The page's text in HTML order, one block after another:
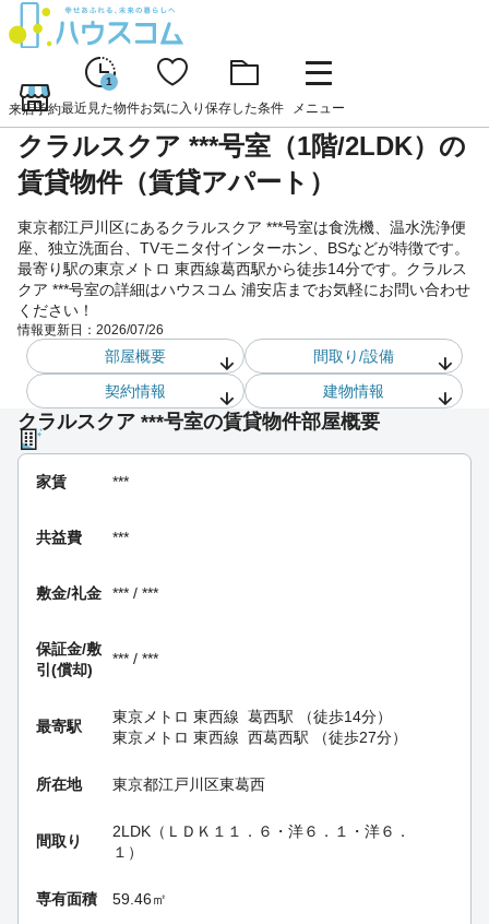
来店予約
1
最近見た物件お気に入り 保存した条件 メニュー
クラルスクア ***号室（1階/2LDK）の
賃貸物件（賃貸アパート）
東京都江戸川区にあるクラルスクア ***号室は食洗機、温水洗浄便
座、独立洗面台、TVモニタ付インターホン、BSなどが特徴です。
最寄り駅の東京メトロ 東西線葛西駅から徒歩14分です。クラルス
クア ***号室の詳細はハウスコム 浦安店までお気軽にお問い合わせ
ください！
情報更新日： 2026/07/26
部屋概要
間取り/設備
契約情報
建物情報
クラルスクア ***号室の賃貸物件部屋概要
家賃 ***
共益費 ***
敷金/礼金 *** / ***
保証金/敷
引(償却)
*** / ***
最寄駅
東京メトロ 東西線 葛西駅 （徒歩14分）
東京メトロ 東西線 西葛西駅 （徒歩27分）
所在地 東京都江戸川区東葛西
間取り
2LDK（ＬＤＫ１１．６・洋６．１・洋６．
１）
専有面積 59.46㎡